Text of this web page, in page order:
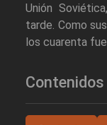
Unión
tarde. Como
los cuarenta